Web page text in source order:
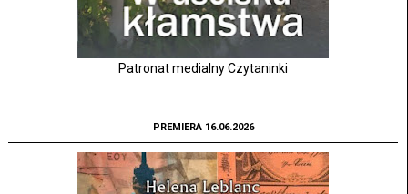
Patronat medialny Czytaninki
PREMIERA 16.06.2026